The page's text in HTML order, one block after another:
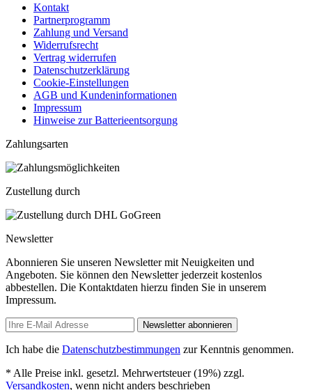
Kontakt
Partnerprogramm
Zahlung und Versand
Widerrufsrecht
Vertrag widerrufen
Datenschutzerklärung
Cookie-Einstellungen
AGB und Kundeninformationen
Impressum
Hinweise zur Batterieentsorgung
Zahlungsarten
Zustellung durch
Newsletter
Abonnieren Sie unseren Newsletter mit Neuigkeiten und
Angeboten. Sie können den Newsletter jederzeit kostenlos
abbestellen. Die Kontaktdaten hierzu finden Sie in unserem
Impressum.
Newsletter abonnieren
Ich habe die Datenschutzbestimmungen zur Kenntnis genommen.
* Alle Preise inkl. gesetzl. Mehrwertsteuer (19%) zzgl.
Versandkosten, wenn nicht anders beschrieben